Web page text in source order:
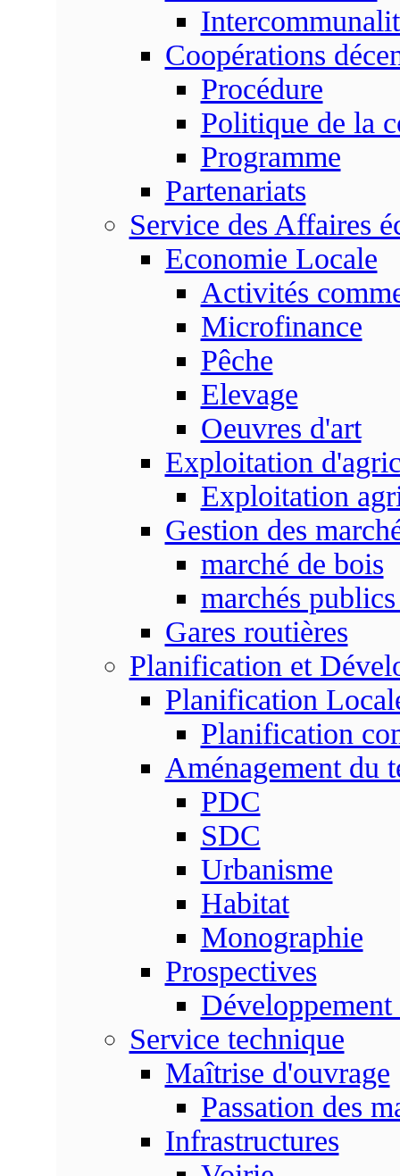
Coopérations
Procédure
Politique de la
Programme
Partenariats
Service des Affaires
Economie Locale
Activités
Microfinance
Pêche
Elevage
Oeuvres d'art
Exploitation
Exploitation
Gestion des
marché de bois
marchés
Gares routières
Planification et
Planification
Planification
Aménagement du
PDC
SDC
Urbanisme
Habitat
Monographie
Prospectives
Développement
Service technique
Maîtrise d'ouvrage
Passation des
Infrastructures